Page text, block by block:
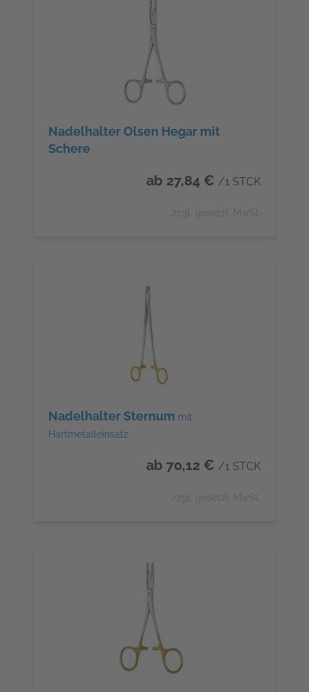
Nadelhalter Olsen Hegar mit
Schere
ab 27,84 € /1 STCK
zzgl. gesetzl. MwSt.
Nadelhalter Sternum mit
Hartmetalleinsatz
ab 70,12 € /1 STCK
zzgl. gesetzl. MwSt.